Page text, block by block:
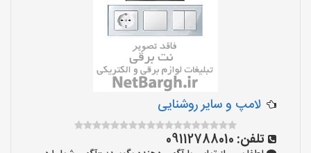
لامپ و سایر روشنایی
تلفن: 09112788010